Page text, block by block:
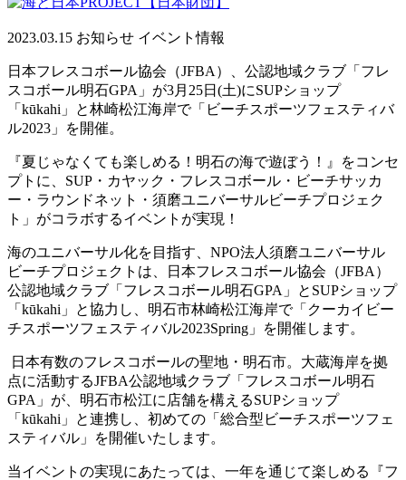
2023.03.15 お知らせ イベント情報
日本フレスコボール協会（JFBA）、公認地域クラブ「フレ
スコボール明石GPA」が3月25日(土)にSUPショップ
「kūkahi」と林崎松江海岸で「ビーチスポーツフェスティバ
ル2023」を開催。
『夏じゃなくても楽しめる！明石の海で遊ぼう！』をコンセ
プトに、SUP・カヤック・フレスコボール・ビーチサッカ
ー・ラウンドネット・須磨ユニバーサルビーチプロジェク
ト」がコラボするイベントが実現！
海のユニバーサル化を目指す、NPO法人須磨ユニバーサル
ビーチプロジェクトは、日本フレスコボール協会（JFBA）
公認地域クラブ「フレスコボール明石GPA」とSUPショップ
「kūkahi」と協力し、明石市林崎松江海岸で「クーカイビー
チスポーツフェスティバル2023Spring」を開催します。
日本有数のフレスコボールの聖地・明石市。大蔵海岸を拠
点に活動するJFBA公認地域クラブ「フレスコボール明石
GPA」が、明石市松江に店舗を構えるSUPショップ
「kūkahi」と連携し、初めての「総合型ビーチスポーツフェ
スティバル」を開催いたします。
当イベントの実現にあたっては、一年を通じて楽しめる『フ